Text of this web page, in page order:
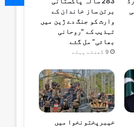
برتن ساز خاندان کے
وارث کو جنگ دے ژین میں
تہذیب کے "روحانی
بھائی” مل گئے
9 گھنٹے پہلے
خیبرپختونخوا میں